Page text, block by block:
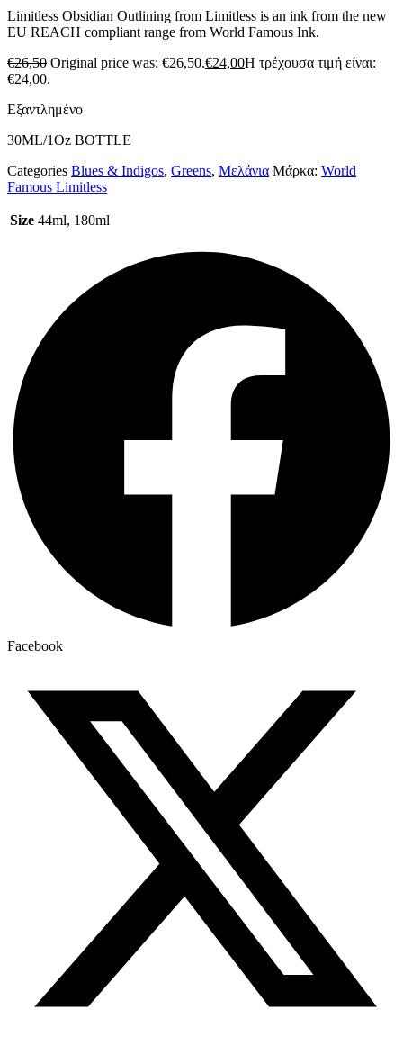
Limitless Obsidian Outlining from Limitless is an ink from the new
EU REACH compliant range from World Famous Ink.
€26,50 Original price was: €26,50.€24,00Η τρέχουσα τιμή είναι:
€24,00.
Εξαντλημένο
30ML/1Oz BOTTLE
Categories Blues & Indigos, Greens, Μελάνια Μάρκα: World
Famous Limitless
Size 44ml, 180ml
Facebook